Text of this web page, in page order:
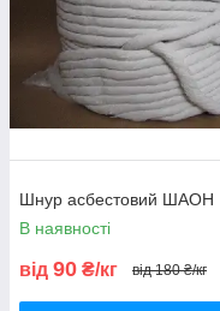
Шнур асбестовий ШАОН
В наявності
від 90 ₴/кг від 180 ₴/кг